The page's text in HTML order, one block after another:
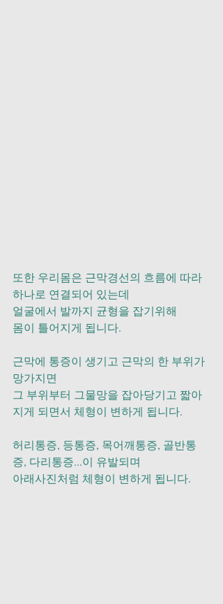
또한 우리몸은 근막경선의 흐름에 따라
하나로 연결되어 있는데
얼굴에서 발까지 균형을 잡기위해
몸이 틀어지게 됩니다.
근막에 통증이 생기고 근막의 한 부위가
망가지면
그 부위부터 그물망을 잡아당기고 짧아
지게 되면서 체형이 변하게 됩니다.
허리통증, 등통증, 목어깨통증, 골반통
증, 다리통증...이 유발되며
아래사진처럼 체형이 변하게 됩니다.